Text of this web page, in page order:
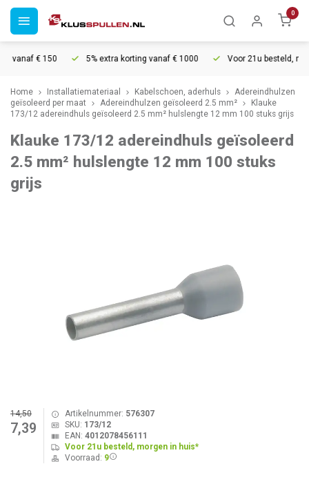
0
vanaf € 150 5% extra korting vanaf € 1000 Voor 21u besteld,
Home Installatiemateriaal Kabelschoen, aderhuls
Adereindhulzen
geïsoleerd per maat
Adereindhulzen geïsoleerd 2.5 mm²
Klauke
173/12 adereindhuls geïsoleerd 2.5 mm² hulslengte 12 mm 100 stuks grijs
Klauke 173/12 adereindhuls geïsoleerd
2.5 mm² hulslengte 12 mm 100 stuks
grijs
14,50
7,39
Artikelnummer: 576307
SKU: 173/12
EAN: 4012078456111
Voor 21u besteld, morgen in huis*
Voorraad: 9